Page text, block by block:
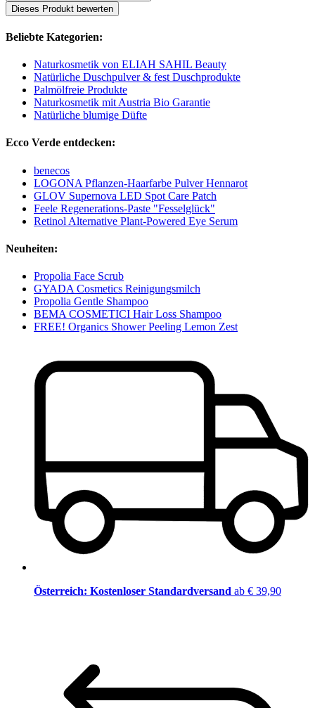
Dieses Produkt bewerten
Beliebte Kategorien:
Naturkosmetik von ELIAH SAHIL Beauty
Natürliche Duschpulver & fest Duschprodukte
Palmölfreie Produkte
Naturkosmetik mit Austria Bio Garantie
Natürliche blumige Düfte
Ecco Verde entdecken:
benecos
LOGONA Pflanzen-Haarfarbe Pulver Hennarot
GLOV Supernova LED Spot Care Patch
Feele Regenerations-Paste "Fesselglück"
Retinol Alternative Plant-Powered Eye Serum
Neuheiten:
Propolia Face Scrub
GYADA Cosmetics Reinigungsmilch
Propolia Gentle Shampoo
BEMA COSMETICI Hair Loss Shampoo
FREE! Organics Shower Peeling Lemon Zest
Österreich: Kostenloser Standardversand ab € 39,90